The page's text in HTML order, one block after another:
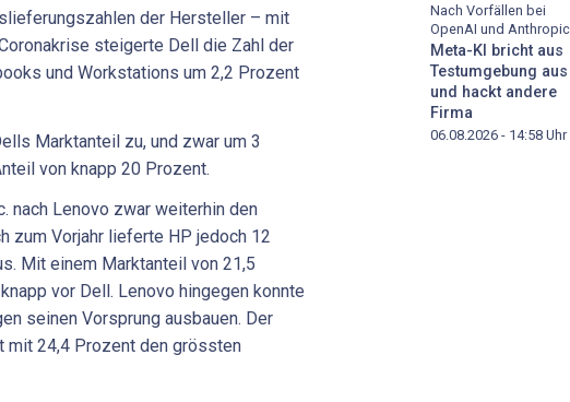
der Hersteller – mit
steigerte Dell die Zahl der
und Workstations um 2,2 Prozent
Marktanteil zu, und zwar um 3
von knapp 20 Prozent.
nach Lenovo zwar weiterhin den
zum Vorjahr lieferte HP jedoch 12
Mit einem Marktanteil von 21,5
vor Dell. Lenovo hingegen konnte
seinen Vorsprung ausbauen. Der
mit 24,4 Prozent den grössten
Nach Vorfällen bei
OpenAI und Anthropic
Meta-KI bricht aus
Testumgebung aus
und hackt andere
Firma
06.08.2026 - 14:58 Uhr